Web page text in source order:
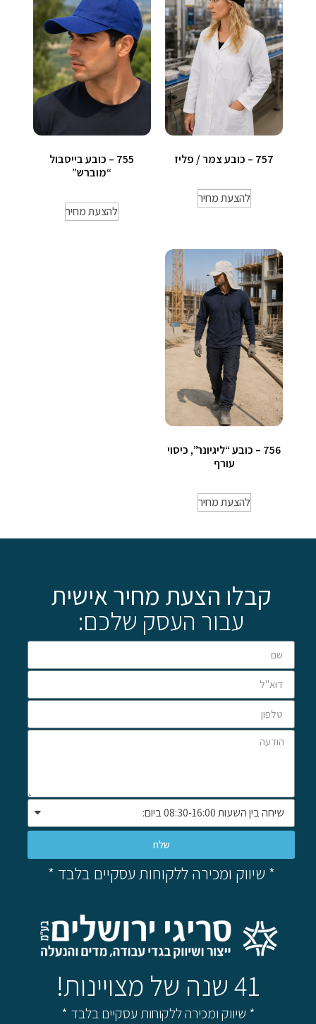
757 – כובע צמר / פליז
להצעת מחיר
755 – כובע בייסבול
“מוברש”
להצעת מחיר
756 – כובע “ליגיונר”, כיסוי
עורף
להצעת מחיר
קבלו הצעת מחיר אישית
עבור העסק שלכם:
שלח
* שיווק ומכירה ללקוחות עסקיים בלבד *
41 שנה של מצויינות!
* שיווק ומכירה ללקוחות עסקיים בלבד *